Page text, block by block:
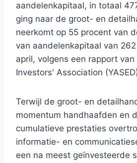
aandelenkapitaal, in totaal
ging naar de groot- en
neerkomt op 55 procent van
van aandelenkapitaal van
april, volgens een rapport
Investors' Association
Terwijl de groot- en
momentum handhaafden en
cumulatieve prestaties
informatie- en
een na meest geïnvesteerde